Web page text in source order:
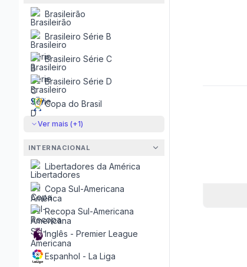
Brasileirão
Brasileiro Série B
Brasileiro Série C
Brasileiro Série D
Copa do Brasil
Ver mais (+1)
INTERNACIONAL
Libertadores da América
Copa Sul-Americana
Recopa Sul-Americana
Inglês - Premier League
Espanhol - La Liga